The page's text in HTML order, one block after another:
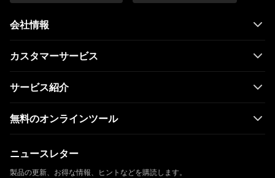
会社情報
カスタマーサービス
サービス紹介
無料のオンラインツール
ニュースレター
製品の更新、お得な情報、ヒントなどを購読します。